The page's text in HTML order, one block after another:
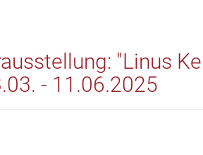
"Linus
- 11.06.2025